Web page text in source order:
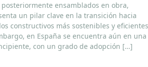
posteriormente ensamblados en obra,
un pilar clave en la transición hacia
constructivos más sostenibles y
en España se encuentra aún en una
con un grado de adopción […]